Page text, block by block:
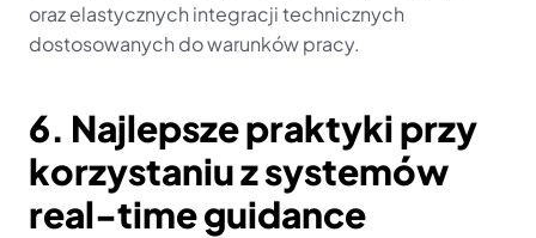
oraz elastycznych integracji technicznych
dostosowanych do warunków pracy.
6. Najlepsze praktyki przy
korzystaniu z systemów
real-time guidance